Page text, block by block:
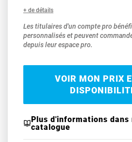
+ de détails
Les titulaires d'un compte pro
personnalisés et peuvent
depuis leur espace pro.
VOIR MON PRIX
Plus d'informations dans
catalogue